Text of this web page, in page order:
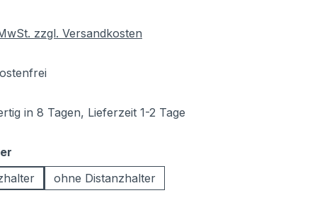
zzgl. Versandkosten
in 8 Tagen, Lieferzeit 1-2 Tage
ohne Distanzhalter